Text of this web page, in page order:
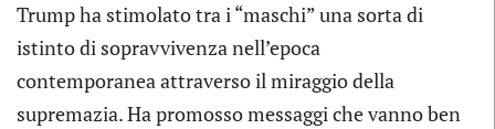
Trump ha stimolato tra i “maschi” una sorta di
istinto di sopravvivenza nell’epoca
contemporanea attraverso il miraggio della
supremazia. Ha promosso messaggi che vanno ben